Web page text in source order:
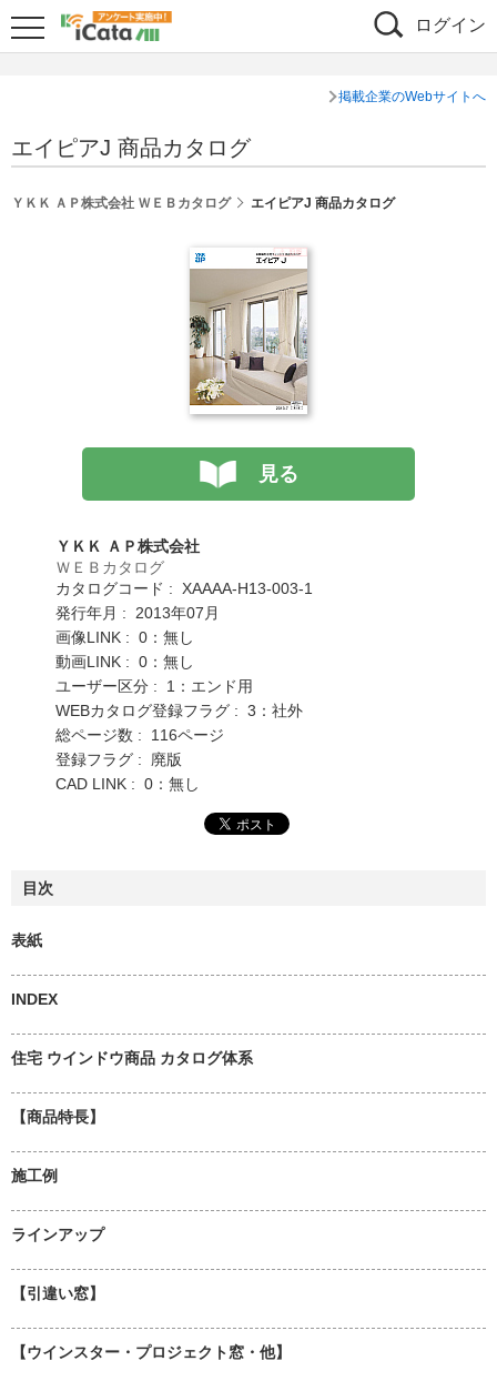
ログイン
掲載企業のWebサイトへ
エイピアJ 商品カタログ
ＹＫＫ ＡＰ株式会社 ＷＥＢカタログ エイピアJ 商品カタログ
見る
ＹＫＫ ＡＰ株式会社
ＷＥＢカタログ
カタログコード : XAAAA-H13-003-1
発行年月 : 2013年07月
画像LINK : 0：無し
動画LINK : 0：無し
ユーザー区分 : 1：エンド用
WEBカタログ登録フラグ : 3：社外
総ページ数 : 116ページ
登録フラグ : 廃版
CAD LINK : 0：無し
目次
表紙
INDEX
住宅 ウインドウ商品 カタログ体系
【商品特長】
施工例
ラインアップ
【引違い窓】
【ウインスター・プロジェクト窓・他】